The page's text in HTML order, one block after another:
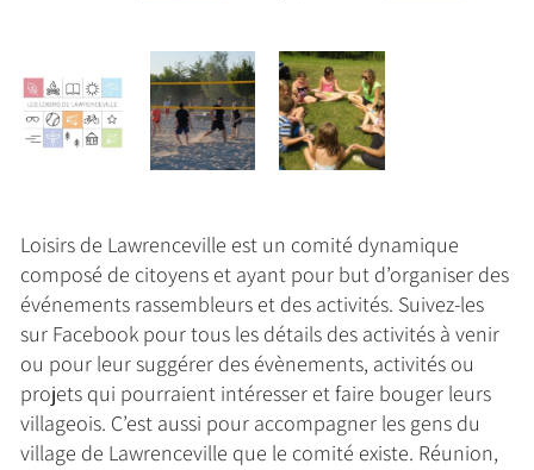
Loisirs de Lawrenceville est un comité dynamique
composé de citoyens et ayant pour but d’organiser des
événements rassembleurs et des activités. Suivez-les
sur Facebook pour tous les détails des activités à venir
ou pour leur suggérer des évènements, activités ou
projets qui pourraient intéresser et faire bouger leurs
villageois. C’est aussi pour accompagner les gens du
village de Lawrenceville que le comité existe. Réunion,